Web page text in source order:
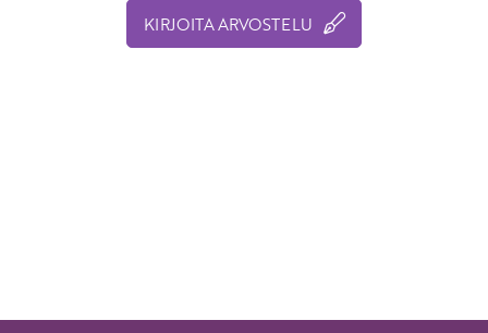
KIRJOITA ARVOSTELU